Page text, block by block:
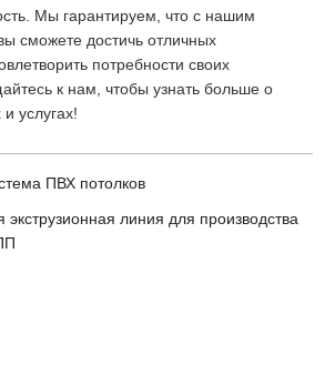
Мы гарантируем, что с нашим
сможете достичь отличных
потребности своих
к нам, чтобы узнать больше о
услугах!
ПВХ потолков
линия для производства